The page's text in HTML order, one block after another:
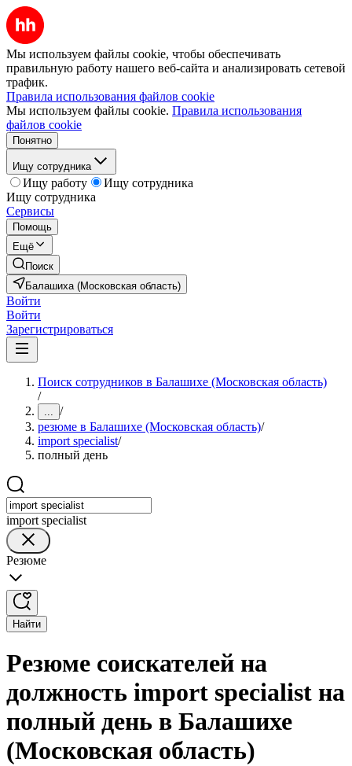
Мы используем файлы cookie, чтобы обеспечивать
правильную работу нашего веб-сайта и анализировать сетевой
трафик.
Правила использования файлов cookie
Мы используем файлы cookie. Правила использования
файлов cookie
Понятно
Ищу сотрудника
Ищу работу
Ищу сотрудника
Ищу сотрудника
Сервисы
Помощь
Ещё
Поиск
Балашиха (Московская область)
Войти
Войти
Зарегистрироваться
Поиск сотрудников в Балашихе (Московская область)
/
... /
резюме в Балашихе (Московская область)/
import specialist/
полный день
import specialist
Резюме
Найти
Резюме соискателей на
должность import specialist на
полный день в Балашихе
(Московская область)